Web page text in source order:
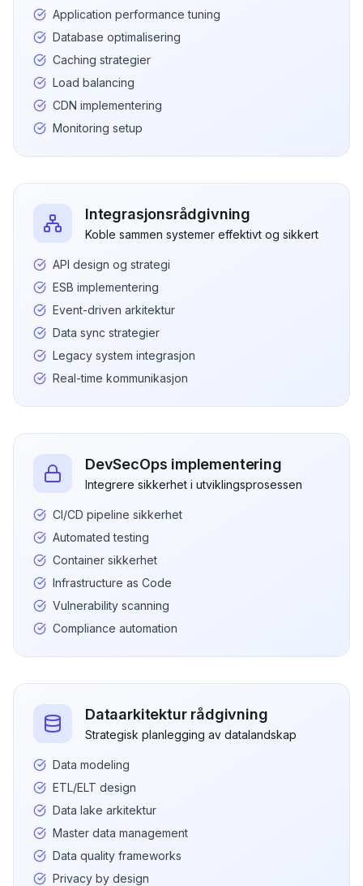
Application performance tuning
Database optimalisering
Caching strategier
Load balancing
CDN implementering
Monitoring setup
Integrasjonsrådgivning
Koble sammen systemer effektivt og sikkert
API design og strategi
ESB implementering
Event-driven arkitektur
Data sync strategier
Legacy system integrasjon
Real-time kommunikasjon
DevSecOps implementering
Integrere sikkerhet i utviklingsprosessen
CI/CD pipeline sikkerhet
Automated testing
Container sikkerhet
Infrastructure as Code
Vulnerability scanning
Compliance automation
Dataarkitektur rådgivning
Strategisk planlegging av datalandskap
Data modeling
ETL/ELT design
Data lake arkitektur
Master data management
Data quality frameworks
Privacy by design